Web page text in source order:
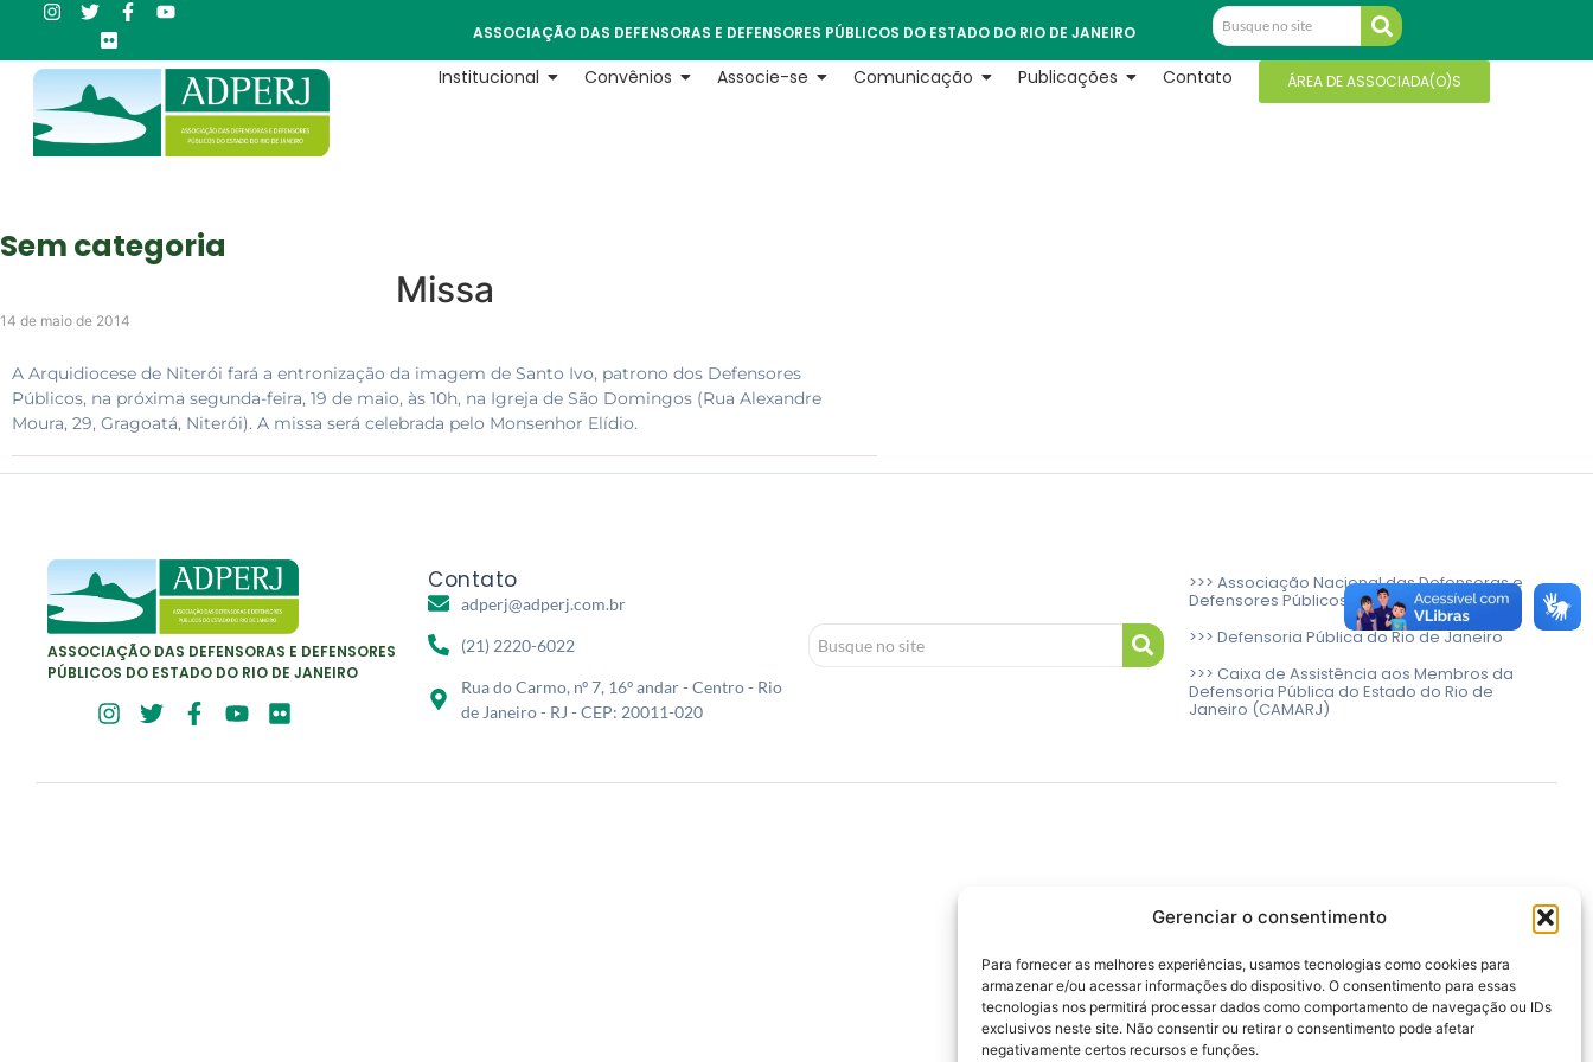
Gerenciar o consentimento
Para fornecer as melhores experiências, usamos tecnologias como cookies para
armazenar e/ou acessar informações do dispositivo. O consentimento para essas
tecnologias nos permitirá processar dados como comportamento de navegação ou IDs
exclusivos neste site. Não consentir ou retirar o consentimento pode afetar
negativamente certos recursos e funções.
ASSOCIAÇÃO DAS DEFENSORAS E DEFENSORES PÚBLICOS DO ESTADO DO RIO DE JANEIRO
Institucional Convênios Associe-se Comunicação Publicações Contato ÁREA DE ASSOCIADA(O)S
Sem categoria
Missa
14 de maio de 2014
A Arquidiocese de Niterói fará a entronização da imagem de Santo Ivo, patrono dos Defensores
Públicos, na próxima segunda-feira, 19 de maio, às 10h, na Igreja de São Domingos (Rua Alexandre
Moura, 29, Gragoatá, Niterói). A missa será celebrada pelo Monsenhor Elídio.
ASSOCIAÇÃO DAS DEFENSORAS E DEFENSORES
PÚBLICOS DO ESTADO DO RIO DE JANEIRO
Contato
adperj@adperj.com.br
(21) 2220-6022
Rua do Carmo, nº 7, 16º andar - Centro - Rio
de Janeiro - RJ - CEP: 20011-020
>>> Associação Nacional das Defensoras e
Defensores Públicos (ANADEP)
>>> Defensoria Pública do Rio de Janeiro
>>> Caixa de Assistência aos Membros da
Defensoria Pública do Estado do Rio de
Janeiro (CAMARJ)